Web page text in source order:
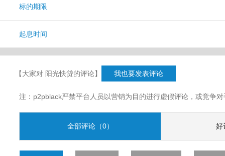
标的期限
起息时间
【大家对 阳光快贷的评论】 我也要发表评论
注：p2pblack严禁平台人员以营销为目的进行虚假评论，或竞争
全部评论（0） 好